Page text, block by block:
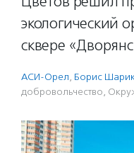
экологический
сквере
АСИ-Орел, Борис
доброволь­чест­во,